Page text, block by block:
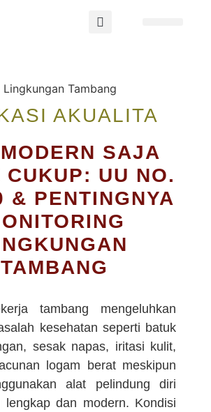
AKUALITA
SAJA
CUKUP: UU NO.
& PENTINGNYA
TAMBANG
tambang mengeluhkan
kesehatan seperti batuk
sesak napas, iritasi kulit,
logam berat meskipun
alat pelindung diri
lengkap dan modern. Kondisi